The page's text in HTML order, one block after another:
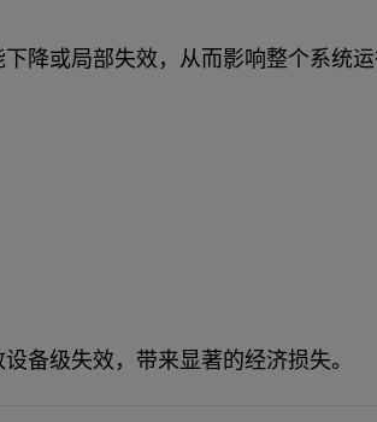
降或局部失效，从而影响整个系统运
备级失效，带来显著的经济损失。